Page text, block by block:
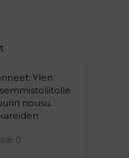
Ylen
nousu.
0